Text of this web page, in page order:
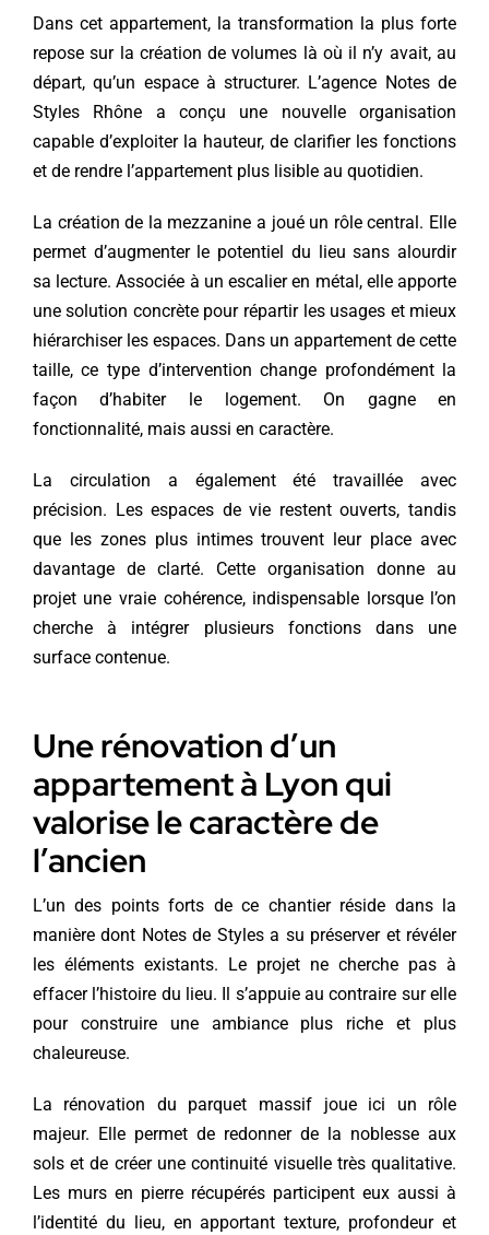
Dans cet appartement, la transformation la plus forte
repose sur la création de volumes là où il n’y avait, au
départ, qu’un espace à structurer. L’agence Notes de
Styles Rhône a conçu une nouvelle organisation
capable d’exploiter la hauteur, de clarifier les fonctions
et de rendre l’appartement plus lisible au quotidien.
La création de la mezzanine a joué un rôle central. Elle
permet d’augmenter le potentiel du lieu sans alourdir
sa lecture. Associée à un escalier en métal, elle apporte
une solution concrète pour répartir les usages et mieux
hiérarchiser les espaces. Dans un appartement de cette
taille, ce type d’intervention change profondément la
façon d’habiter le logement. On gagne en
fonctionnalité, mais aussi en caractère.
La circulation a également été travaillée avec
précision. Les espaces de vie restent ouverts, tandis
que les zones plus intimes trouvent leur place avec
davantage de clarté. Cette organisation donne au
projet une vraie cohérence, indispensable lorsque l’on
cherche à intégrer plusieurs fonctions dans une
surface contenue.
Une rénovation d’un
appartement à Lyon qui
valorise le caractère de
l’ancien
L’un des points forts de ce chantier réside dans la
manière dont Notes de Styles a su préserver et révéler
les éléments existants. Le projet ne cherche pas à
effacer l’histoire du lieu. Il s’appuie au contraire sur elle
pour construire une ambiance plus riche et plus
chaleureuse.
La rénovation du parquet massif joue ici un rôle
majeur. Elle permet de redonner de la noblesse aux
sols et de créer une continuité visuelle très qualitative.
Les murs en pierre récupérés participent eux aussi à
l’identité du lieu, en apportant texture, profondeur et